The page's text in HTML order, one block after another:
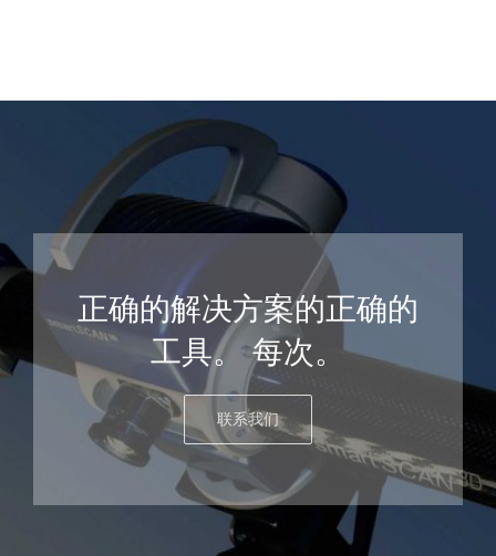
正确的解决方案的正确的
工具。 每次。
联系我们